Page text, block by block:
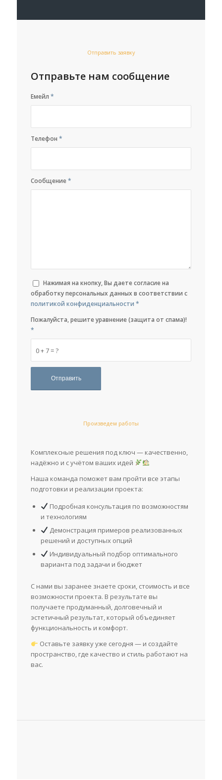
Отправить заявку
Отправьте нам сообщение
Емейл*
Телефон*
Сообщение*
Нажимая на кнопку, Вы даете согласие на
обработку персональных данных в соответствии с
политикой конфиденциальности *
0 + 7 = ?
Пожалуйста, решите уравнение (защита от спама)!
*
Произведем работы
Комплексные решения под ключ — качественно,
надёжно и с учётом ваших идей
Наша команда поможет вам пройти все этапы
подготовки и реализации проекта:
Подробная консультация по возможностям
и технологиям
Демонстрация примеров реализованных
решений и доступных опций
Индивидуальный подбор оптимального
варианта под задачи и бюджет
С нами вы заранее знаете сроки, стоимость и все
возможности проекта. В результате вы
получаете продуманный, долговечный и
эстетичный результат, который объединяет
функциональность и комфорт.
Оставьте заявку уже сегодня — и создайте
пространство, где качество и стиль работают на
вас.